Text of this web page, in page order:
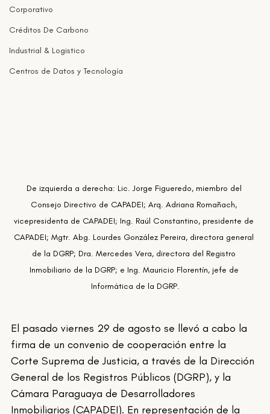
Corporativo
Créditos De Carbono
Industrial & Logistico
Centros de Datos y Tecnología
De izquierda a derecha: Lic. Jorge Figueredo, miembro del
Consejo Directivo de CAPADEI; Arq. Adriana Romañach,
vicepresidenta de CAPADEI; Ing. Raúl Constantino, presidente de
CAPADEI; Mgtr. Abg. Lourdes González Pereira, directora general
de la DGRP; Dra. Mercedes Vera, directora del Registro
Inmobiliario de la DGRP; e Ing. Mauricio Florentín, jefe de
Informática de la DGRP.
El pasado viernes 29 de agosto se llevó a cabo la
firma de un convenio de cooperación entre la
Corte Suprema de Justicia, a través de la Dirección
General de los Registros Públicos (DGRP), y la
Cámara Paraguaya de Desarrolladores
Inmobiliarios (CAPADEI). En representación de la